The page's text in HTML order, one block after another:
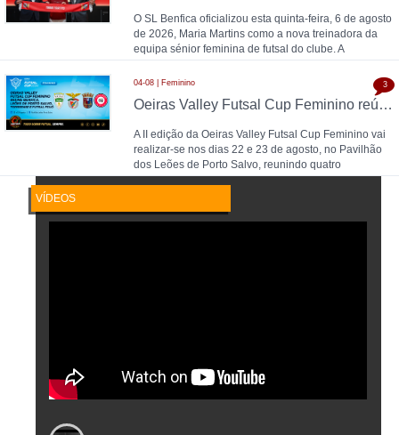
O SL Benfica oficializou esta quinta-feira, 6 de agosto
de 2026, Maria Martins como a nova treinadora da
equipa sénior feminina de futsal do clube. A
04-08 | Feminino
Oeiras Valley Futsal Cup Feminino reúne Benfica, Leões de Porto Salvo, Torreense e Futsal Feijó
A II edição da Oeiras Valley Futsal Cup Feminino vai
realizar-se nos dias 22 e 23 de agosto, no Pavilhão
dos Leões de Porto Salvo, reunindo quatro
3
VÍDEOS